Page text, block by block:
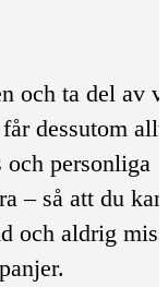
och ta del av
dessutom
personliga
– så att du kan
och aldrig